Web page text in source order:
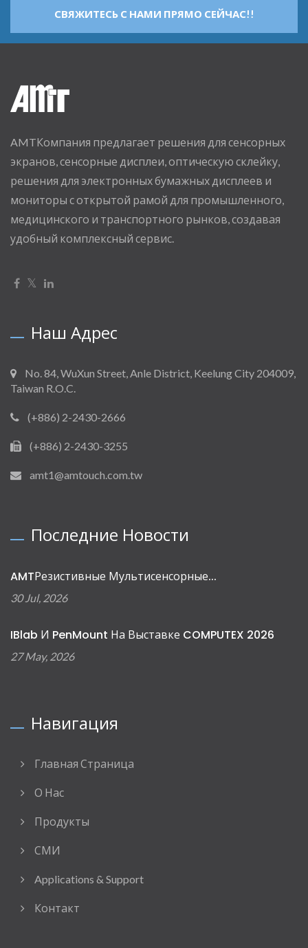
СВЯЖИТЕСЬ С НАМИ ПРЯМО СЕЙЧАС!!
AMTКомпания предлагает решения для сенсорных
экранов, сенсорные дисплеи, оптическую склейку,
решения для электронных бумажных дисплеев и
мониторы с открытой рамой для промышленного,
медицинского и транспортного рынков, создавая
удобный комплексный сервис.
Наш Адрес
No. 84, WuXun Street, Anle District, Keelung City 204009,
Taiwan R.O.C.
(+886) 2-2430-2666
(+886) 2-2430-3255
amt1@amtouch.com.tw
Последние Новости
AMTРезистивные Мультисенсорные...
30 Jul, 2026
IBlab И PenMount На Выставке COMPUTEX 2026
27 May, 2026
Навигация
Главная Страница
О Нас
Продукты
СМИ
Applications & Support
Контакт